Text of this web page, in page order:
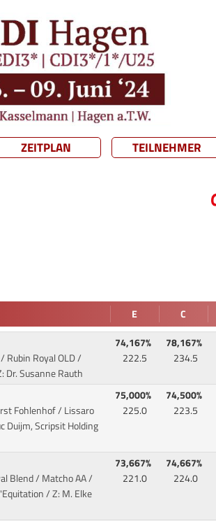
ZEITPLAN TEILNEHMER
E C
Royal OLD/
Dr. Susanne Rauth
74,167%
222.5
78,167%
234.5
Fohlenhof / Lissaro
Duijm, Scripsit Holding
75,000%
225.0
74,500%
223.5
Blend / Matcho AA/
/ Z: M. Elke
73,667%
221.0
74,667%
224.0